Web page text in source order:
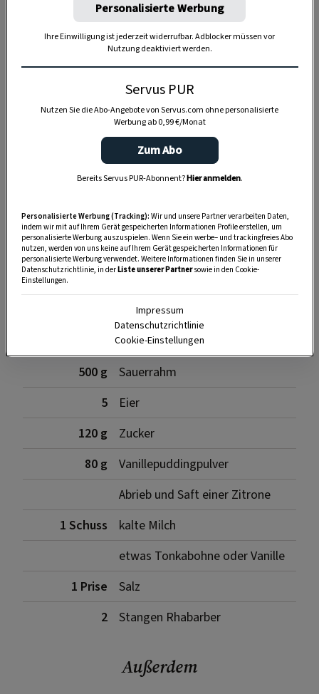
SPEICHERN DRUCKEN
Zutaten
Topfen (trocken)
500 g
Sauerrahm
5
Eier
120 g
Zucker
80 g
Vanillepuddingpulver
Abrieb und Saft einer Zitrone
1 Schuss
kalte Milch
etwas Tonkabohne oder Vanille
1 Prise
Salz
2
Stangen Rhabarber
Außerdem
Personalisierte Werbung
Ihre Einwilligung ist jederzeit widerrufbar. Adblocker müssen vor
Nutzung deaktiviert werden.
Servus PUR
Nutzen Sie die Abo-Angebote von Servus.com ohne personalisierte
Werbung ab 0,99 €/Monat
Zum Abo
Bereits Servus PUR-Abonnent?Hier anmelden.
Personalisierte Werbung (Tracking): Wir und unsere Partner verarbeiten Daten,
indem wir mit auf Ihrem Gerät gespeicherten Informationen Profile erstellen, um
personalisierte Werbung auszuspielen. Wenn Sie ein werbe– und trackingfreies Abo
nutzen, werden von uns keine auf Ihrem Gerät gespeicherten Informationen für
personalisierte Werbung verwendet. Weitere Informationen finden Sie in unserer
Datenschutzrichtlinie, in derListe unserer Partnersowie in den Cookie-
Einstellungen.
Impressum
Datenschutzrichtlinie
Cookie-Einstellungen